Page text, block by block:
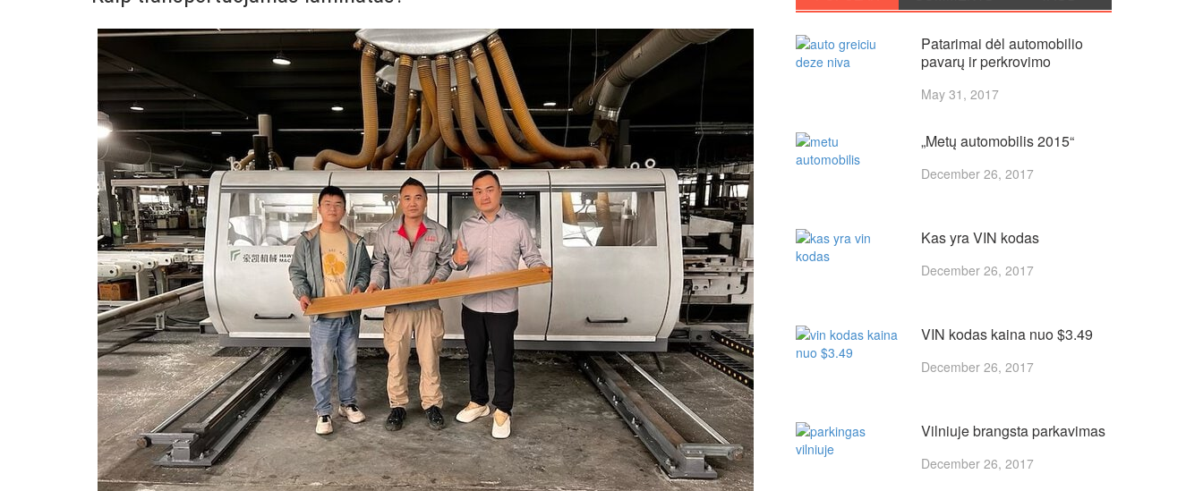
Patarimai dėl automobilio
pavarų ir perkrovimo
May 31, 2017
„Metų automobilis 2015“
December 26, 2017
Kas yra VIN kodas
December 26, 2017
VIN kodas kaina nuo $3.49
December 26, 2017
Vilniuje brangsta parkavimas
December 26, 2017